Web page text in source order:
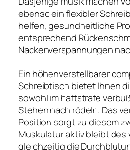
ebenso ein flexibler
helfen, gesundheitliche
entsprechend
Nackenverspannungen
Ein höhenverstellbarer
Schreibtisch bietet Ihnen
sowohl im haftstrafe
Stehen nach rödeln. Das
Position sorgt zu diesem
Muskulatur aktiv bleibt des
gleichzeitig die